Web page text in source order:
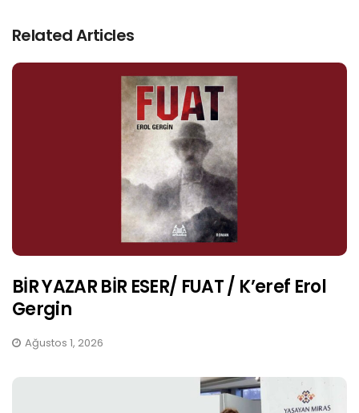
Related Articles
BİR YAZAR BİR ESER/ FUAT / K’eref Erol
Gergin
Ağustos 1, 2026